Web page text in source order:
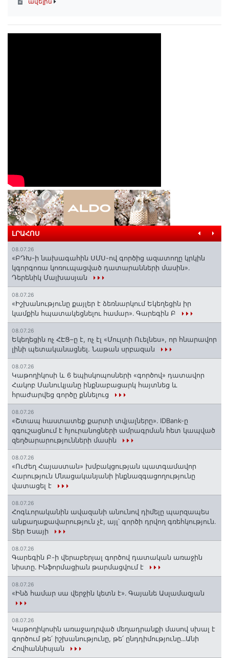
ԼՐԱՀՈՍ
08.07.26
«ԲԴԽ-ի նախագահին ՍՄՍ-ով գործից ազատողը կրկին
կգորգոռա կոռուպացված դատարանների մասին».
Դերենիկ Մալխասյան
08.07.26
«Իշխանությունը քայլեր է ձեռնարկում Եկեղեցին իր
կամքին հպատակեցնելու համար»․ Գարեգին Բ
08.07.26
Եկեղեցին ոչ ՀԷՑ–ը է, ոչ էլ «Մուլտի Ուելնես», որ հնարավոր
լինի պետականացնել. Նաթան սրբազան
08.07.26
️Կաթողիկոսի և 6 եպիսկոպոսների «գործով» դատավոր
Հակոբ Մանուկյանը ինքնաբացարկ հայտնեց և
հրաժարվեց գործը քննելուց
08.07.26
«Շտապ հաստատեք քարտի տվյալները»․ IDBank-ը
զգուշացնում է հյուրանոցների ամրագրման հետ կապված
զեղծարարությունների մասին
08.07.26
«Ուժեղ Հայաստան» խմբակցության պատգամավոր
Հարություն Մնացականյանի ինքնազգացողությունը
վատացել է
08.07.26
Հոգևորականին ավազանի անունով դիմելը պարզապես
անքաղաքավարություն չէ, այլ՝ գործի դրվող գռեհկություն.
Տեր Եսայի
08.07.26
Գարեգին Բ-ի վերաբերյալ գործով դատական առաջին
նիստը․ Ինֆորմացիան թարմացվում է
08.07.26
«Ինձ համար սա վերջին կետն է»․ Գայանե Ասլամազյան
08.07.26
Կաթողիկոսին առաջադրված մեղադրանքի մասով սխալ է
գործում թե՛ իշխանությունը, թե՛ ընդդիմությունը․․․Անի
Հովհաննիսյան